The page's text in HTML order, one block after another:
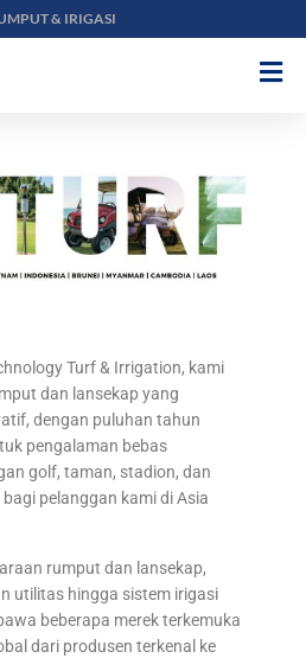
& IRIGASI
Turf & Irrigation, kami
dan lansekap yang
dengan puluhan tahun
pengalaman bebas
golf, taman, stadion, dan
pelanggan kami di Asia
rumput dan lansekap,
utilitas hingga sistem irigasi
beberapa merek terkemuka
dari produsen terkenal ke